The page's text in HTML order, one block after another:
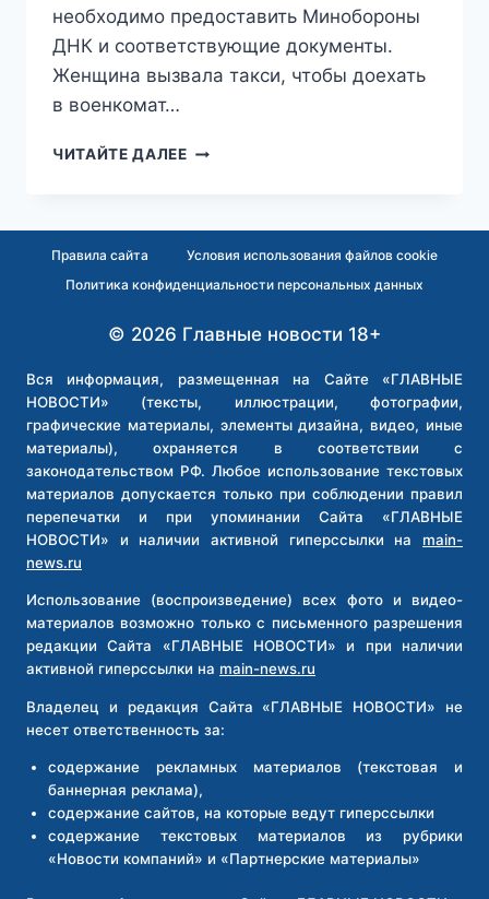
необходимо предоставить Минобороны
ДНК и соответствующие документы.
Женщина вызвала такси, чтобы доехать
в военкомат…
ЧИТАЙТЕ ДАЛЕЕ«Я
ТАКСИСТ-
АРМЯНИН
У
ДЕНЬГИ
ЗА
ЗАБЫТЫЕ
В
МАШИНЕ
ДОКУМЕНТЫ
Правила сайта
Условия использования файлов cookie
Политика конфиденциальности персональных данных
© 2026 Главные новости 18+
Вся информация, размещенная на Сайте «ГЛАВНЫЕ
НОВОСТИ» (тексты, иллюстрации, фотографии,
графические материалы, элементы дизайна, видео, иные
материалы), охраняется в соответствии с
законодательством РФ. Любое использование текстовых
материалов допускается только при соблюдении правил
перепечатки и при упоминании Сайта «ГЛАВНЫЕ
НОВОСТИ» и наличии активной гиперссылки на main-
news.ru
Использование (воспроизведение) всех фото и видео-
материалов возможно только с письменного разрешения
редакции Сайта «ГЛАВНЫЕ НОВОСТИ» и при наличии
активной гиперссылки на main-news.ru
Владелец и редакция Сайта «ГЛАВНЫЕ НОВОСТИ» не
несет ответственность за:
содержание рекламных материалов (текстовая и
баннерная реклама),
содержание сайтов, на которые ведут гиперссылки
содержание текстовых материалов из рубрики
«Новости компаний» и «Партнерские материалы»